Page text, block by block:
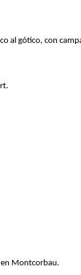
al gótico, con
en Montcorbau.